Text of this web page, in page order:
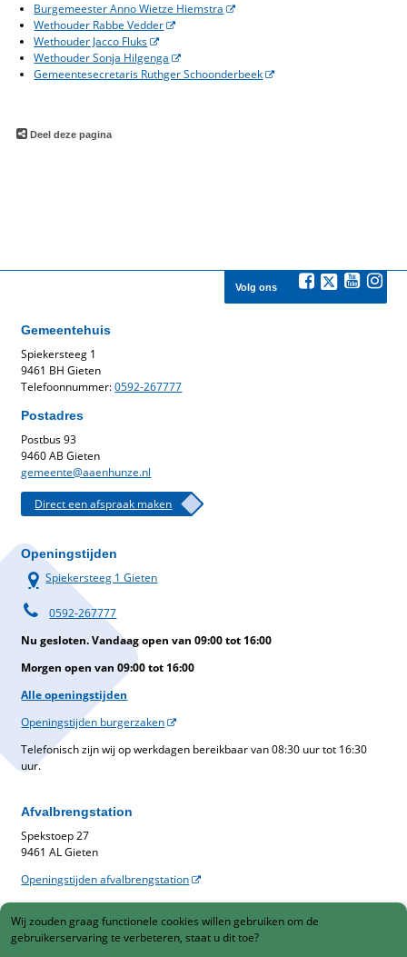
Wij zouden graag functionele cookies willen gebruiken om de
gebruikerservaring te verbeteren, staat u dit toe?
Burgemeester Anno Wietze Hiemstra
Wethouder Rabbe Vedder
Wethouder Jacco Fluks
Wethouder Sonja Hilgenga
Gemeentesecretaris Ruthger Schoonderbeek
Deel deze pagina
Volg ons
Gemeentehuis
Spiekersteeg 1
9461 BH Gieten
Telefoonnummer:0592-267777
Postadres
Postbus 93
9460 AB Gieten
gemeente@aaenhunze.nl
Direct een afspraak maken
Openingstijden
Spiekersteeg 1 Gieten
0592-267777
Nu gesloten. Vandaag open van 09:00 tot 16:00
Morgen open van 09:00 tot 16:00
Alle openingstijden
Openingstijden burgerzaken
Telefonisch zijn wij op werkdagen bereikbaar van 08:30 uur tot 16:30
uur.
Afvalbrengstation
Spekstoep 27
9461 AL Gieten
Openingstijden afvalbrengstation
Gemeentelijke belastingen